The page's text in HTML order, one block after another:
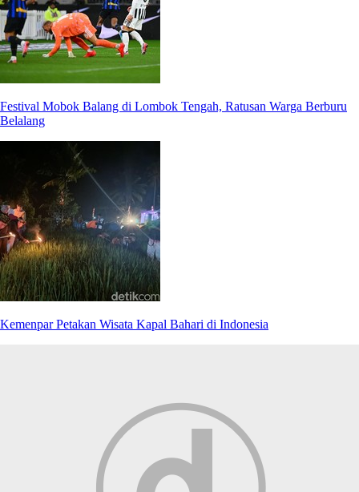
Festival Mobok Balang di Lombok Tengah, Ratusan Warga Berburu
Belalang
Kemenpar Petakan Wisata Kapal Bahari di Indonesia